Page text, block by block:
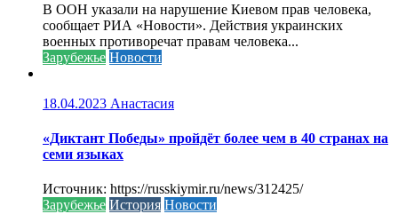
В ООН указали на нарушение Киевом прав человека,
сообщает РИА «Новости». Действия украинских
военных противоречат правам человека...
Зарубежье Новости
18.04.2023 Анастасия
«Диктант Победы» пройдёт более чем в 40 странах на
семи языках
Источник: https://russkiymir.ru/news/312425/
Зарубежье История Новости